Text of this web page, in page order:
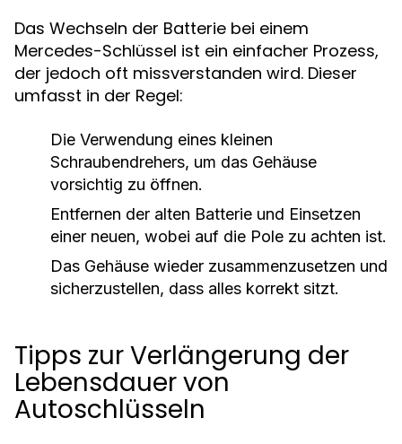
Das Wechseln der Batterie bei einem
Mercedes-Schlüssel ist ein einfacher Prozess,
der jedoch oft missverstanden wird. Dieser
umfasst in der Regel:
Die Verwendung eines kleinen
Schraubendrehers, um das Gehäuse
vorsichtig zu öffnen.
Entfernen der alten Batterie und Einsetzen
einer neuen, wobei auf die Pole zu achten ist.
Das Gehäuse wieder zusammenzusetzen und
sicherzustellen, dass alles korrekt sitzt.
Tipps zur Verlängerung der
Lebensdauer von
Autoschlüsseln